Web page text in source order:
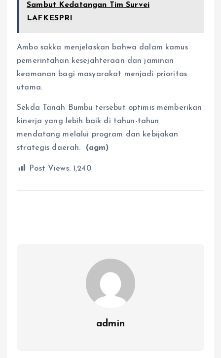
Sambut Kedatangan Tim Survei
LAFKESPRI
Ambo sakka menjelaskan bahwa dalam kamus
pemerintahan kesejahteraan dan jaminan
keamanan bagi masyarakat menjadi prioritas
utama.
Sekda Tanah Bumbu tersebut optimis memberikan
kinerja yang lebih baik di tahun-tahun
mendatang melalui program dan kebijakan
strategis daerah. (agm)
Post Views: 1,240
admin